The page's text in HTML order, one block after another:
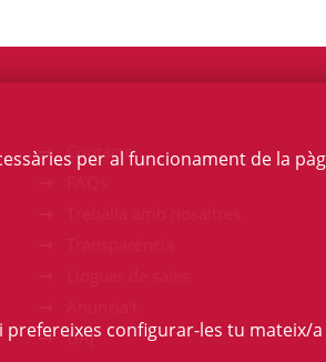
Contacte
GAJ
per al funcionament de la
configurar-les tu mateix/